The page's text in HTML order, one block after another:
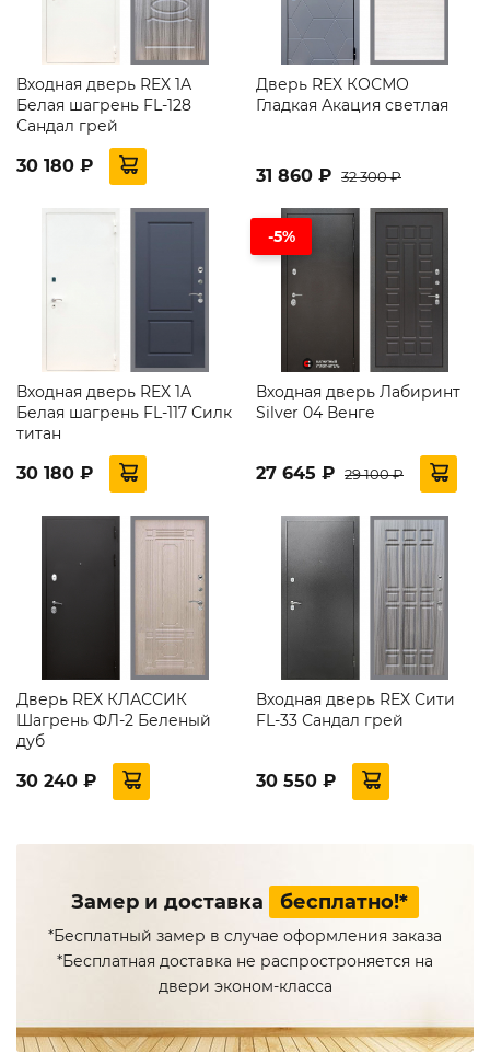
Входная дверь REX 1А
Белая шагрень FL-128
Сандал грей
30 180 ₽
Дверь REX КОСМО
Гладкая Акация светлая
31 860 ₽ 32 300 ₽
Входная дверь REX 1А
Белая шагрень FL-117 Силк
титан
30 180 ₽
-5%
Входная дверь Лабиринт
Silver 04 Венге
27 645 ₽ 29 100 ₽
Дверь REX КЛАССИК
Шагрень ФЛ-2 Беленый
дуб
30 240 ₽
Входная дверь REX Сити
FL-33 Сандал грей
30 550 ₽
Замер и доставка бесплатно!*
*Бесплатный замер в случае оформления заказа
*Бесплатная доставка не распростроняется на
двери эконом-класса